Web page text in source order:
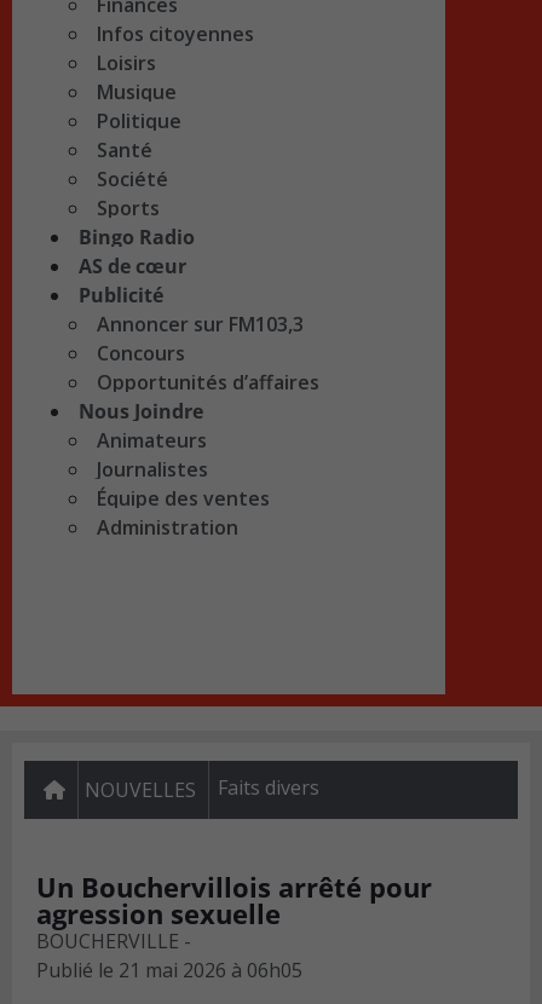
Infos citoyennes
Loisirs
Musique
Politique
Santé
Société
Sports
Bingo Radio
AS de cœur
Publicité
Annoncer sur FM103,3
Concours
Opportunités d’affaires
Nous Joindre
Animateurs
Journalistes
Équipe des ventes
Administration
NOUVELLES Faits divers
Un Bouchervillois arrêté pour
agression sexuelle
BOUCHERVILLE -
Publié le 21 mai 2026 à 06h05